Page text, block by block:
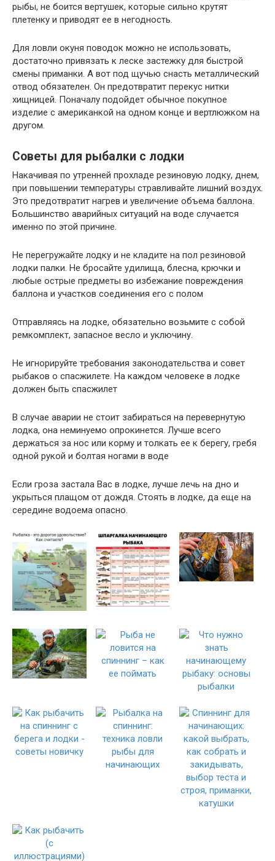
рыбы, не боится вертушек, которые сильно крутят
плетенку и приводят ее в негодность.
Для ловли окуня поводок можно не использовать,
достаточно привязать к леске застежку для быстрой
смены приманки. А вот под щучью снасть металлический
отвод обязателен. Он предотвратит перекус нитки
хищницей. Поначалу подойдет обычное покупное
изделие с американкой на одном конце и вертлюжком на
другом.
Советы для рыбалки с лодки
Накачивая по утренней прохладе резиновую лодку, днем,
при повышении температуры стравливайте лишний воздух.
Это предотвратит нагрев и увеличение объема баллона.
Большинство аварийных ситуаций на воде случается
именно по этой причине.
Не перегружайте лодку и не кладите на пол резиновой
лодки палки. Не бросайте удилища, блесна, крючки и
любые острые предметы во избежание повреждения
баллона и участков соединения его с полом
Отправляясь на лодке, обязательно возьмите с собой
ремкомплект, запасное весло и уключину.
Не игнорируйте требования законодательства и совет
рыбаков о спасжилете. На каждом человеке в лодке
должен быть спасжилет
В случае аварии не стоит забираться на перевернутую
лодка, она неминуемо опрокинется. Лучше всего
держаться за нос или корму и толкать ее к берегу, гребя
одной рукой и болтая ногами в воде
Если гроза застала Вас в лодке, лучше лечь на дно и
укрыться плащом от дождя. Стоять в лодке, да еще на
середине водоема опасно.